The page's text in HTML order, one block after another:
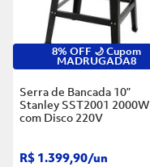
8% OFF 🌙 Cupom
MADRUGADA8
Serra de Bancada 10”
Stanley SST2001 2000W
com Disco 220V
R$ 1.399,90/un